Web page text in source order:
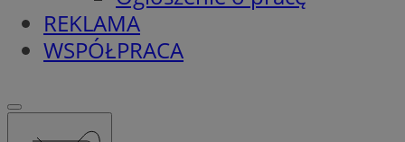
REKLAMA
WSPÓŁPRACA